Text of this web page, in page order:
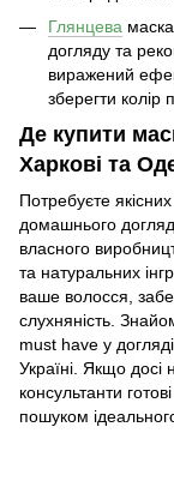
Глянцева
догляду та
виражений
зберегти колір
Де купити
Харкові та
Потребуєте
домашнього
власного
та натуральних
ваше волосся,
слухняність.
must have у
Україні. Якщо
консультанти
пошуком